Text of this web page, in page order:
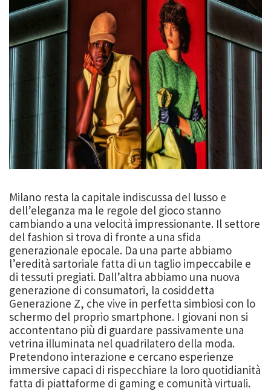
Milano resta la capitale indiscussa del lusso e
dell’eleganza ma le regole del gioco stanno
cambiando a una velocità impressionante. Il settore
del fashion si trova di fronte a una sfida
generazionale epocale. Da una parte abbiamo
l’eredità sartoriale fatta di un taglio impeccabile e
di tessuti pregiati. Dall’altra abbiamo una nuova
generazione di consumatori, la cosiddetta
Generazione Z, che vive in perfetta simbiosi con lo
schermo del proprio smartphone. I giovani non si
accontentano più di guardare passivamente una
vetrina illuminata nel quadrilatero della moda.
Pretendono interazione e cercano esperienze
immersive capaci di rispecchiare la loro quotidianità
fatta di piattaforme di gaming e comunità virtuali.